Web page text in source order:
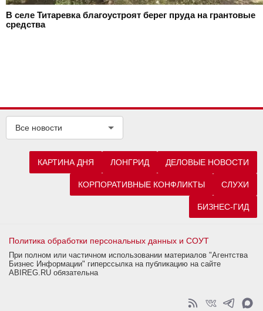
В селе Титаревка благоустроят берег пруда на грантовые
средства
Все новости
КАРТИНА ДНЯ ЛОНГРИД ДЕЛОВЫЕ НОВОСТИ
КОРПОРАТИВНЫЕ КОНФЛИКТЫ СЛУХИ
БИЗНЕС-ГИД
Политика обработки персональных данных и СОУТ
При полном или частичном использовании материалов "Агентства
Бизнес Информации" гиперссылка на публикацию на сайте
ABIREG.RU обязательна